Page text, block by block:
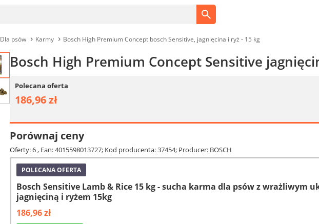
Dla psów Karmy Bosch High Premium Concept bosch Sensitive, jagnięcina i ryż - 15 kg
Bosch High Premium Concept Sensitive
Polecana oferta
186,96 zł
Porównaj ceny
Oferty: 6, Ean: 4015598013727; Kod producenta: 37454; Producer: BOSCH
POLECANA OFERTA
Bosch Sensitive Lamb & Rice 15 kg - sucha karma dla psów z wrażliwym
jagnięciną i ryżem 15kg
186,96 zł